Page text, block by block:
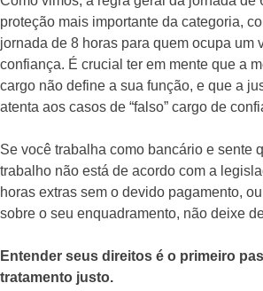
proteção mais importante da categoria,
jornada de 8 horas para quem ocupa um
confiança. É crucial ter em mente que a
cargo não define a sua função, e que a
atenta aos casos de “falso” cargo de
Se você trabalha como bancário e sente
trabalho não está de acordo com a
horas extras sem o devido pagamento,
sobre o seu enquadramento, não deixe
Entender seus direitos é o primeiro
tratamento justo.